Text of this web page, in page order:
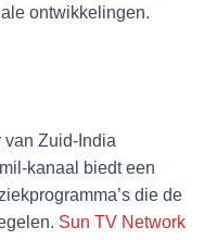
ontwikkelingen.
van Zuid-India
kanaal biedt een
die de
Sun TV Network